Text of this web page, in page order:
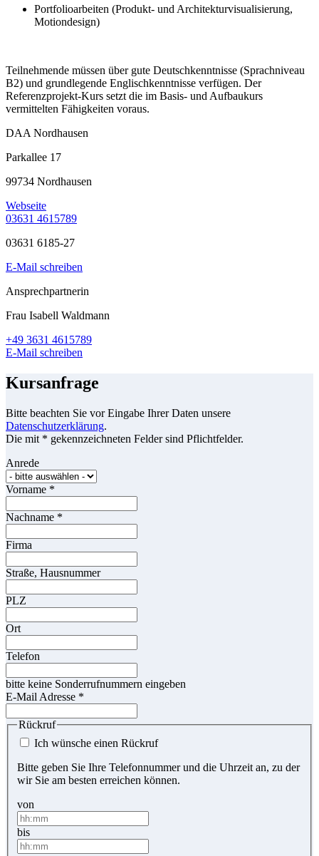
Portfolioarbeiten (Produkt- und Architekturvisualisierung,
Motiondesign)
Teilnehmende müssen über gute Deutschkenntnisse (Sprachniveau
B2) und grundlegende Englischkenntnisse verfügen. Der
Referenzprojekt-Kurs setzt die im Basis- und Aufbaukurs
vermittelten Fähigkeiten voraus.
DAA Nordhausen
Parkallee 17
99734 Nordhausen
Webseite
03631 4615789
03631 6185-27
E-Mail schreiben
Ansprechpartnerin
Frau Isabell Waldmann
+49 3631 4615789
E-Mail schreiben
Kursanfrage
Bitte beachten Sie vor Eingabe Ihrer Daten unsere
Datenschutzerklärung.
Die mit * gekennzeichneten Felder sind Pflichtfelder.
Anrede
Vorname *
Nachname *
Firma
Straße, Hausnummer
PLZ
Ort
Telefon
bitte keine Sonderrufnummern eingeben
E-Mail Adresse *
Rückruf
Ich wünsche einen Rückruf
Bitte geben Sie Ihre Telefonnummer und die Uhrzeit an, zu der
wir Sie am besten erreichen können.
von
bis